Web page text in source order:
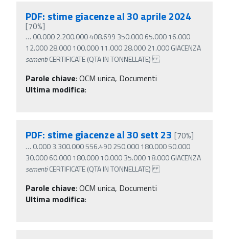
PDF: stime giacenze al 30 aprile 2024
[70%]
… 00.000 2.200.000 408.699 350.000 65.000 16.000
12.000 28.000 100.000 11.000 28.000 21.000 GIACENZA
sementiCERTIFICATE (QTA IN TONNELLATE)
Parole chiave: OCM unica, Documenti
Ultima modifica:
PDF: stime giacenze al 30 sett 23 [70%]
… 0.000 3.300.000 556.490 250.000 180.000 50.000
30.000 60.000 180.000 10.000 35.000 18.000 GIACENZA
sementiCERTIFICATE (QTA IN TONNELLATE)
Parole chiave: OCM unica, Documenti
Ultima modifica: